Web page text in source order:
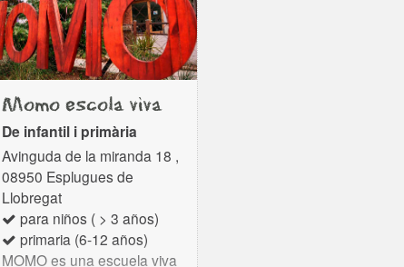
Momo escola viva
De infantil i primària
Avinguda de la miranda 18 ,
08950 Esplugues de
Llobregat
para niños ( > 3 años)
primaria (6-12 años)
MOMO es una escuela viva